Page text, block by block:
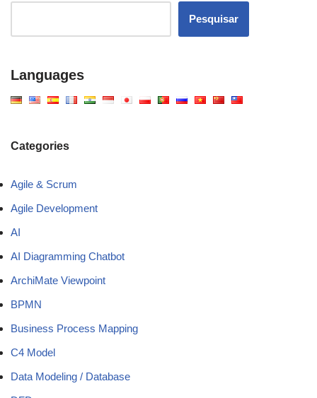
Pesquisar
Languages
Categories
Agile & Scrum
Agile Development
AI
AI Diagramming Chatbot
ArchiMate Viewpoint
BPMN
Business Process Mapping
C4 Model
Data Modeling / Database